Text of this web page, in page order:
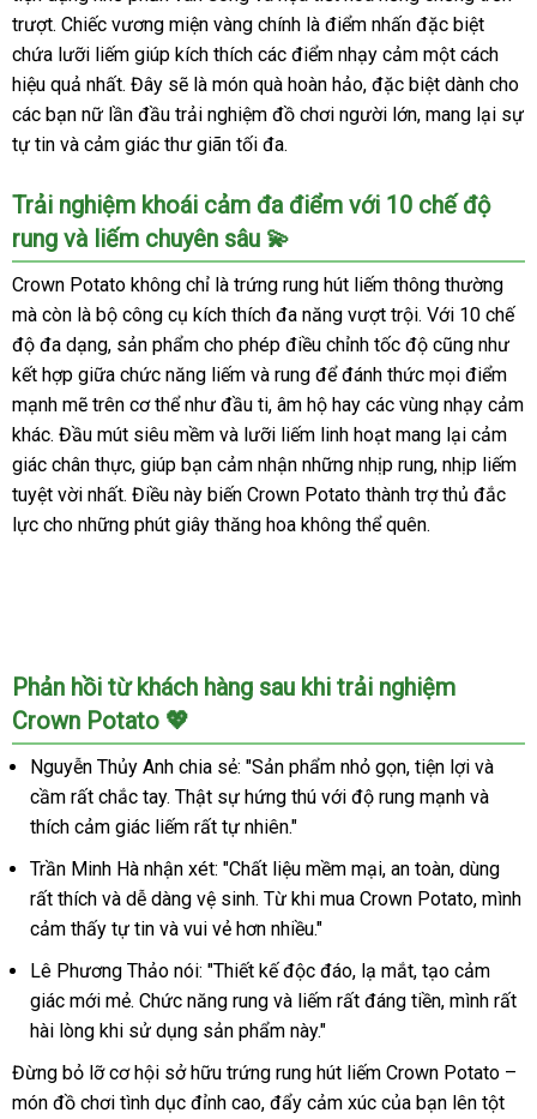
trượt. Chiếc vương miện vàng chính là điểm nhấn đặc biệt
chứa lưỡi liếm giúp kích thích các điểm nhạy cảm một cách
hiệu quả nhất. Đây sẽ là món quà hoàn hảo, đặc biệt dành cho
các bạn nữ lần đầu trải nghiệm đồ chơi người lớn, mang lại sự
tự tin và cảm giác thư giãn tối đa.
Trải nghiệm khoái cảm đa điểm với 10 chế độ
rung và liếm chuyên sâu 💫
Crown Potato không chỉ là trứng rung hút liếm thông thường
mà còn là bộ công cụ kích thích đa năng vượt trội. Với 10 chế
độ đa dạng, sản phẩm cho phép điều chỉnh tốc độ cũng như
kết hợp giữa chức năng liếm và rung để đánh thức mọi điểm
mạnh mẽ trên cơ thể như đầu ti, âm hộ hay các vùng nhạy cảm
khác. Đầu mút siêu mềm và lưỡi liếm linh hoạt mang lại cảm
giác chân thực, giúp bạn cảm nhận những nhịp rung, nhịp liếm
tuyệt vời nhất. Điều này biến Crown Potato thành trợ thủ đắc
lực cho những phút giây thăng hoa không thể quên.
Phản hồi từ khách hàng sau khi trải nghiệm
Crown Potato 💖
Nguyễn Thủy Anh chia sẻ: "Sản phẩm nhỏ gọn, tiện lợi và
cầm rất chắc tay. Thật sự hứng thú với độ rung mạnh và
thích cảm giác liếm rất tự nhiên."
Trần Minh Hà nhận xét: "Chất liệu mềm mại, an toàn, dùng
rất thích và dễ dàng vệ sinh. Từ khi mua Crown Potato, mình
cảm thấy tự tin và vui vẻ hơn nhiều."
Lê Phương Thảo nói: "Thiết kế độc đáo, lạ mắt, tạo cảm
giác mới mẻ. Chức năng rung và liếm rất đáng tiền, mình rất
hài lòng khi sử dụng sản phẩm này."
Đừng bỏ lỡ cơ hội sở hữu trứng rung hút liếm Crown Potato –
món đồ chơi tình dục đỉnh cao, đẩy cảm xúc của bạn lên tột